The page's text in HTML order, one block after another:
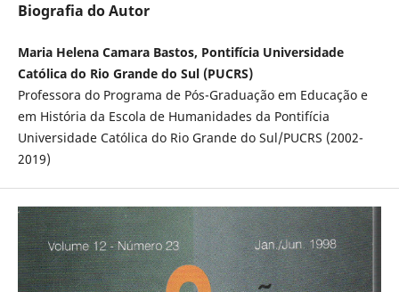
Biografia do Autor
Maria Helena Camara Bastos, Pontifícia Universidade
Católica do Rio Grande do Sul (PUCRS)
Professora do Programa de Pós-Graduação em Educação e
em História da Escola de Humanidades da Pontifícia
Universidade Católica do Rio Grande do Sul/PUCRS (2002-
2019)